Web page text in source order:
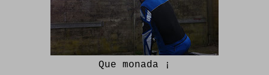
Que monada ¡